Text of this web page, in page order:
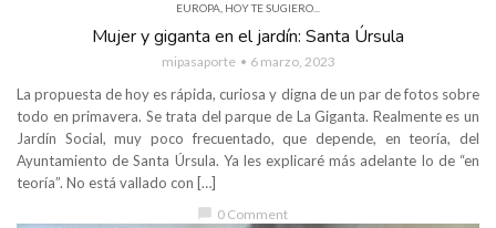
EUROPA HOY TE SUGIERO...
Mujer y giganta en el jardín: Santa Úrsula
mipasaporte 6 marzo, 2023
La propuesta de hoy es rápida, curiosa y digna de un par de fotos sobre
todo en primavera. Se trata del parque de La Giganta. Realmente es un
Jardín Social, muy poco frecuentado, que depende, en teoría, del
Ayuntamiento de Santa Úrsula. Ya les explicaré más adelante lo de “en
teoría”. No está vallado con […]
chat_bubble 0 Comment